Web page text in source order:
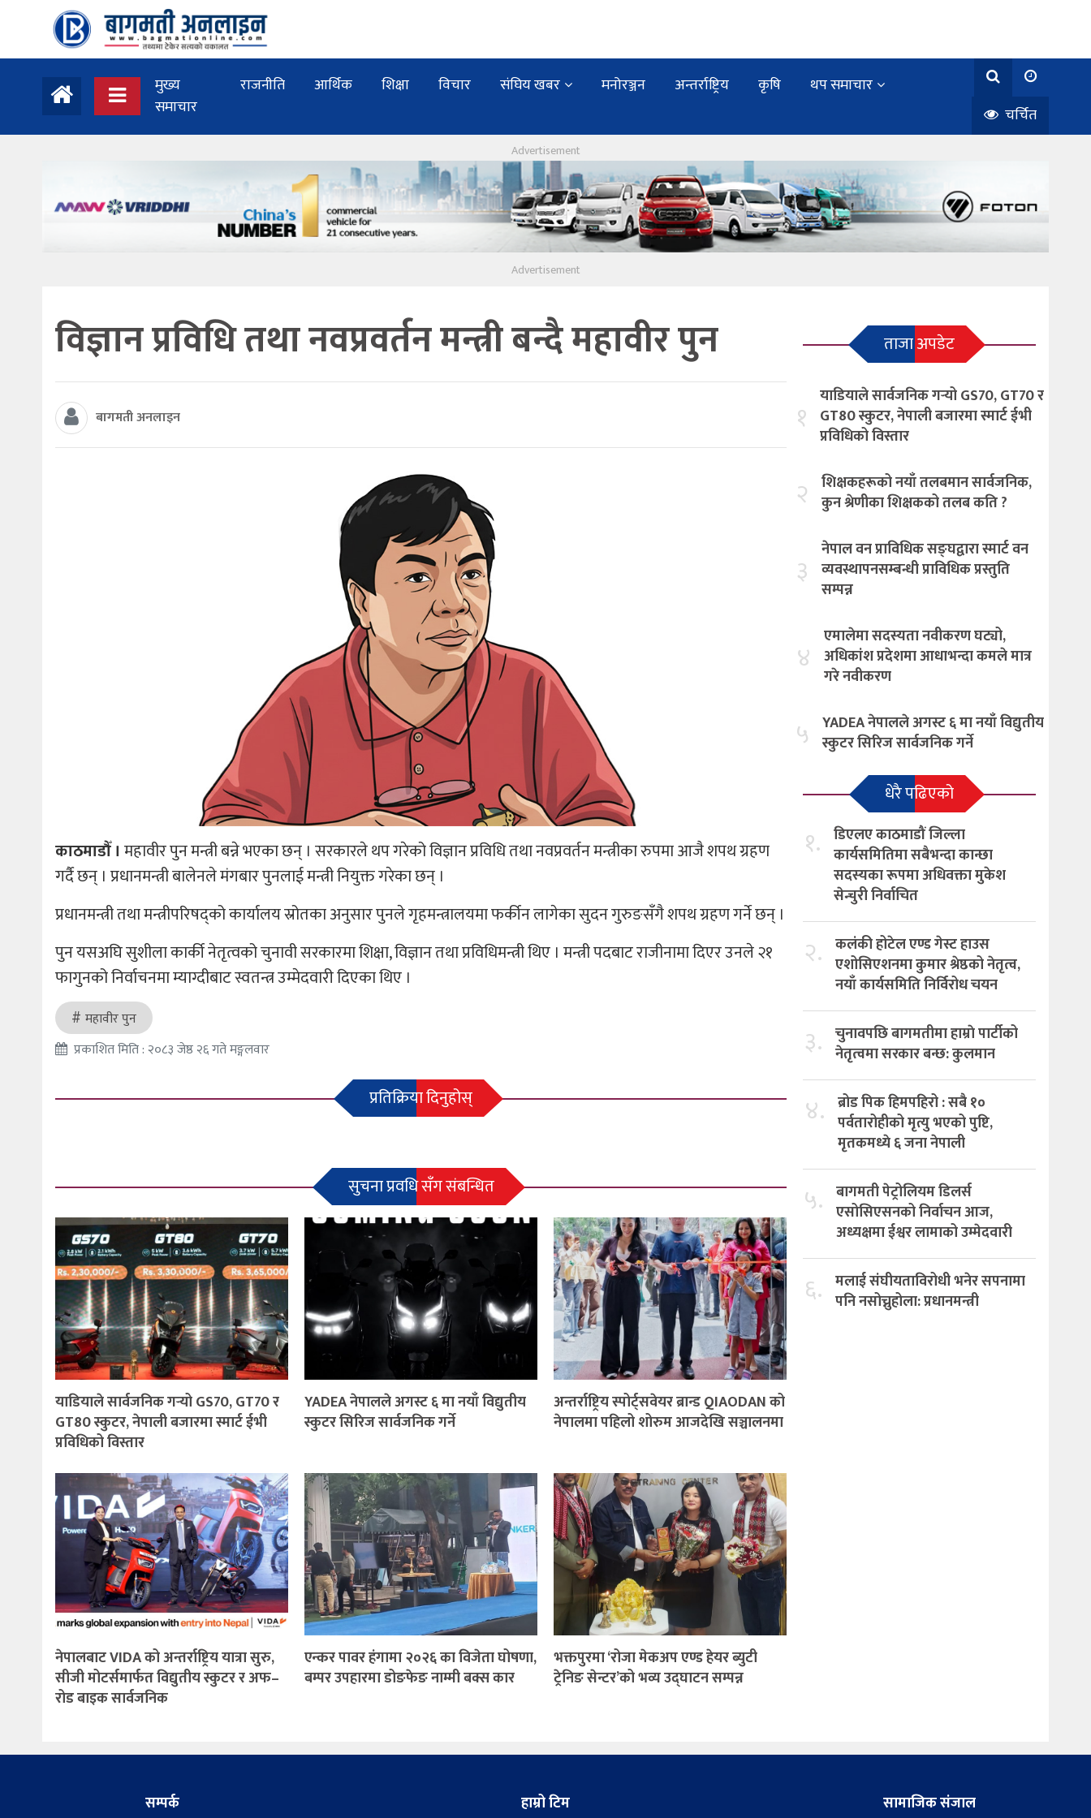
मुख्य
समाचार
राजनीति आर्थिक शिक्षा विचार संघिय खबर मनोरञ्जन अन्तर्राष्ट्रिय कृषि
थप समाचार
चर्चित
विज्ञान प्रविधि तथा नवप्रवर्तन मन्त्री बन्दै महावीर पुन
बागमती अनलाइन
काठमाडौँ । महावीर पुन मन्त्री बन्ने भएका छन् । सरकारले थप गरेको विज्ञान प्रविधि तथा नवप्रवर्तन मन्त्रीका रुपमा आजै शपथ ग्रहण
गर्दै छन् । प्रधानमन्त्री बालेनले मंगबार पुनलाई मन्त्री नियुक्त गरेका छन् ।
प्रधानमन्त्री तथा मन्त्रीपरिषद्को कार्यालय स्रोतका अनुसार पुनले गृहमन्त्रालयमा फर्कीन लागेका सुदन गुरुङसँगै शपथ ग्रहण गर्ने छन् ।
पुन यसअघि सुशीला कार्की नेतृत्वको चुनावी सरकारमा शिक्षा, विज्ञान तथा प्रविधिमन्त्री थिए । मन्त्री पदबाट राजीनामा दिएर उनले २१
फागुनको निर्वाचनमा म्याग्दीबाट स्वतन्त्र उम्मेदवारी दिएका थिए ।
महावीर पुन
प्रकाशित मिति : २०८३ जेष्ठ २६ गते मङ्गलवार
प्रतिक्रिया दिनुहोस्
सुचना प्रवधि सँग संबन्धित
याडियाले सार्वजनिक गर्‍यो GS70, GT70 र
GT80 स्कुटर, नेपाली बजारमा स्मार्ट ईभी
प्रविधिको विस्तार
YADEA नेपालले अगस्ट ६ मा नयाँ विद्युतीय
स्कुटर सिरिज सार्वजनिक गर्ने
अन्तर्राष्ट्रिय स्पोर्ट्सवेयर ब्रान्ड QIAODAN को
नेपालमा पहिलो शोरुम आजदेखि सञ्चालनमा
नेपालबाट VIDA को अन्तर्राष्ट्रिय यात्रा सुरु,
सीजी मोटर्समार्फत विद्युतीय स्कुटर र अफ–
रोड बाइक सार्वजनिक
एन्कर पावर हंगामा २०२६ का विजेता घोषणा,
बम्पर उपहारमा डोङफेङ नाम्मी बक्स कार
भक्तपुरमा ‘रोजा मेकअप एण्ड हेयर ब्युटी
ट्रेनिङ सेन्टर’को भव्य उद्घाटन सम्पन्न
ताजा अपडेट
१
याडियाले सार्वजनिक गर्‍यो GS70, GT70 र
GT80 स्कुटर, नेपाली बजारमा स्मार्ट ईभी
प्रविधिको विस्तार
२ शिक्षकहरूको नयाँ तलबमान सार्वजनिक,
कुन श्रेणीका शिक्षकको तलब कति ?
३
नेपाल वन प्राविधिक सङ्घद्वारा स्मार्ट वन
व्यवस्थापनसम्बन्धी प्राविधिक प्रस्तुति
सम्पन्न
४
एमालेमा सदस्यता नवीकरण घट्यो,
अधिकांश प्रदेशमा आधाभन्दा कमले मात्र
गरे नवीकरण
५ YADEA नेपालले अगस्ट ६ मा नयाँ विद्युतीय
स्कुटर सिरिज सार्वजनिक गर्ने
धेरै पढिएको
१. डिएलए काठमाडौं जिल्ला
कार्यसमितिमा सबैभन्दा कान्छा
सदस्यका रूपमा अधिवक्ता मुकेश
सेन्चुरी निर्वाचित
२. कलंकी होटेल एण्ड गेस्ट हाउस
एशोसिएशनमा कुमार श्रेष्ठको नेतृत्व,
नयाँ कार्यसमिति निर्विरोध चयन
३. चुनावपछि बागमतीमा हाम्राे पार्टीको
नेतृत्वमा सरकार बन्छ: कुलमान
४. ब्रोड पिक हिमपहिरो : सबै १०
पर्वतारोहीको मृत्यु भएको पुष्टि,
मृतकमध्ये ६ जना नेपाली
५. बागमती पेट्रोलियम डिलर्स
एसोसिएसनको निर्वाचन आज,
अध्यक्षमा ईश्वर लामाको उम्मेदवारी
६. मलाई संघीयताविरोधी भनेर सपनामा
पनि नसोच्नुहोला: प्रधानमन्त्री
सम्पर्क हाम्रो टिम सामाजिक संजाल